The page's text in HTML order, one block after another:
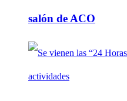
salón de ACO